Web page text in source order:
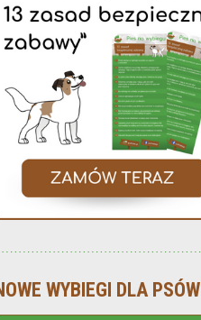
WYBIEGI DLA PSÓW